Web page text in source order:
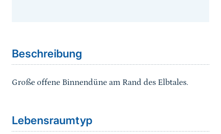
Beschreibung
Große offene Binnendüne am Rand des Elbtales.
Lebensraumtyp